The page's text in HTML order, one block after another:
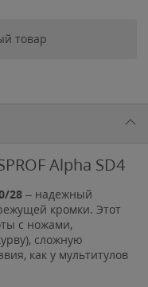
товар
Alpha SD4
28 – надежный
кромки. Этот
с ножами,
сложную
как у мультитулов